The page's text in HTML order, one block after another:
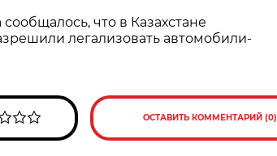
сообщалось, что в Казахстане
легализовать автомобили-
ОСТАВИТЬ КОММЕНТАРИЙ (0)